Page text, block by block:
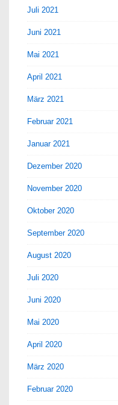
Juli 2021
Juni 2021
Mai 2021
April 2021
März 2021
Februar 2021
Januar 2021
Dezember 2020
November 2020
Oktober 2020
September 2020
August 2020
Juli 2020
Juni 2020
Mai 2020
April 2020
März 2020
Februar 2020